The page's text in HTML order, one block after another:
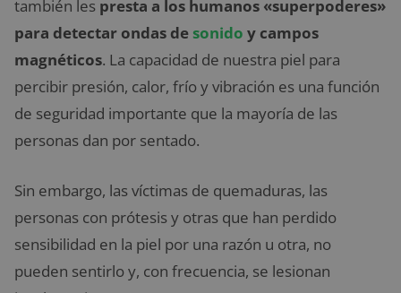
también les presta a los humanos «superpoderes»
para detectar ondas desonido y campos
magnéticos. La capacidad de nuestra piel para
percibir presión, calor, frío y vibración es una función
de seguridad importante que la mayoría de las
personas dan por sentado.
Sin embargo, las víctimas de quemaduras, las
personas con prótesis y otras que han perdido
sensibilidad en la piel por una razón u otra, no
pueden sentirlo y, con frecuencia, se lesionan